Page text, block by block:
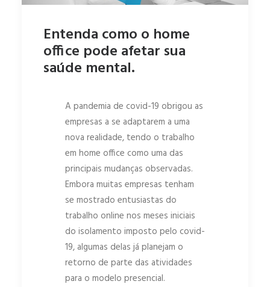
Entenda como o home
office pode afetar sua
saúde mental.
A pandemia de covid-19 obrigou as
empresas a se adaptarem a uma
nova realidade, tendo o trabalho
em home office como uma das
principais mudanças observadas.
Embora muitas empresas tenham
se mostrado entusiastas do
trabalho online nos meses iniciais
do isolamento imposto pelo covid-
19, algumas delas já planejam o
retorno de parte das atividades
para o modelo presencial.